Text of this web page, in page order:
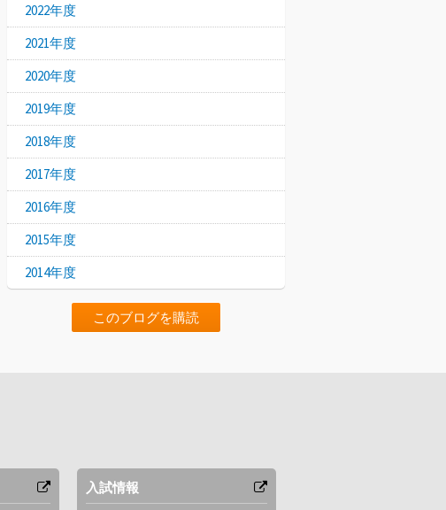
2022年度
2021年度
2020年度
2019年度
2018年度
2017年度
2016年度
2015年度
2014年度
このブログを購読
入試情報